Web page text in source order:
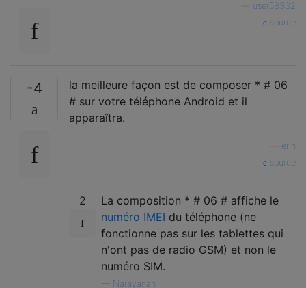
user58332
source
-4
la meilleure façon est de composer * # 06
# sur votre téléphone Android et il
apparaîtra.
erin
source
2
La composition * # 06 # affiche le
numéro IMEI du téléphone (ne
fonctionne pas sur les tablettes qui
n'ont pas de radio GSM) et non le
numéro SIM.
Narayanan